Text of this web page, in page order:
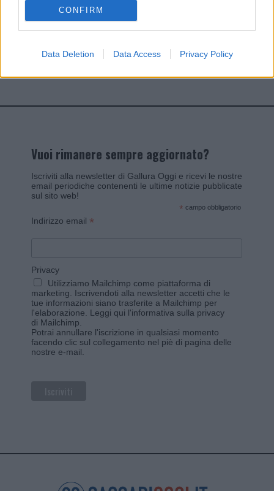
CONFIRM
Data Deletion Data Access Privacy Policy
Vuoi rimanere sempre aggiornato?
Iscriviti alla newsletter di Gallura Oggi e ricevi le nostre
email periodiche contenenti le ultime notizie pubblicate
sul sito web!
* campo obbligatorio
Indirizzo email *
Privacy
Utilizziamo Mailchimp come piattaforma di
marketing. Iscrivendoti alla newsletter accetti che le
tue informazioni siano trasferite a Mailchimp per
l'elaborazione. Leggi qui l'informativa sulla privacy
di Mailchimp
Potrai annullare l'iscrizione in qualsiasi momento
facendo clic sul collegamento nel piè di pagina delle
nostre e-mail.